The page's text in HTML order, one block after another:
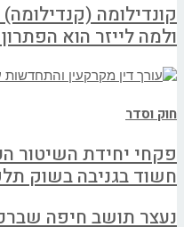
קונדילומה
ולמה לייזר הוא
חוק וסדר
פקחי יחידת השיטור
חשוד בגניבה בשוק
נעצר תושב חיפה